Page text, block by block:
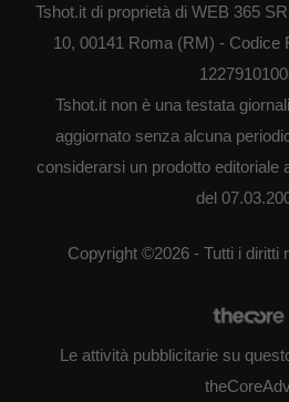
Tshot.it di proprietà di WEB 365
10, 00141 Roma (RM) - Codice
Tshot.it non è una testata
aggiornato senza alcuna
considerarsi un prodotto editoriale
del
Copyright ©2026 - Tutti i diritti
Le attività pubblicitarie su
theCoreAdv